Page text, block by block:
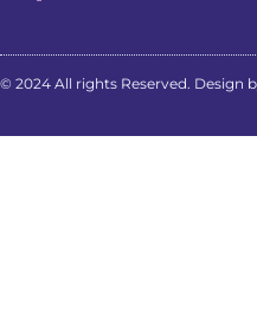
© 2024 All rights Reserved. Design